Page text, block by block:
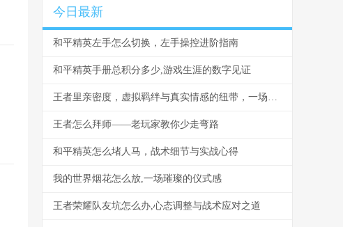
今日最新
和平精英左手怎么切换，左手操控进阶指南
和平精英手册总积分多少,游戏生涯的数字见证
王者里亲密度，虚拟羁绊与真实情感的纽带，一场关于陪伴与记忆的旅程
王者怎么拜师——老玩家教你少走弯路
和平精英怎么堵人马，战术细节与实战心得
我的世界烟花怎么放,一场璀璨的仪式感
王者荣耀队友坑怎么办,心态调整与战术应对之道